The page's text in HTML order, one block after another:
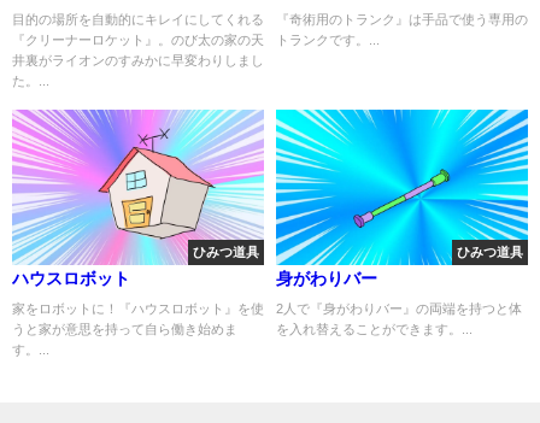
目的の場所を自動的にキレイにしてくれる
『クリーナーロケット』。のび太の家の天
井裏がライオンのすみかに早変わりしまし
た。...
『奇術用のトランク』は手品で使う専用の
トランクです。...
ひみつ道具
ハウスロボット
家をロボットに！『ハウスロボット』を使
うと家が意思を持って自ら働き始めま
す。...
ひみつ道具
身がわりバー
2人で『身がわりバー』の両端を持つと体
を入れ替えることができます。...